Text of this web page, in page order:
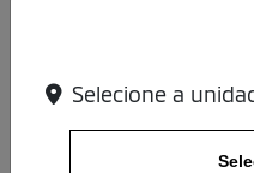
de informar qualquer
próprios afetados e à
de Dados.
13. Os dados fornecidos
Selecione a